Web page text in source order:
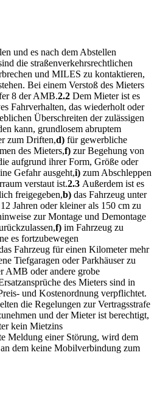
und es nach dem Abstellen
die straßenverkehrsrechtlichen
und MILES zu kontaktieren,
Bei einem Verstoß des Mieters
8 der AMB.2.2 Dem Mieter ist es
Fahrverhalten, das wiederholt oder
Überschreiten der zulässigen
kann, grundlosem abruptem
zum Driften,d) für gewerbliche
des Mieters,f) zur Begehung von
aufgrund ihrer Form, Größe oder
Gefahr ausgeht,i) zum Abschleppen
verstaut ist.2.3 Außerdem ist es
freigegeben,b) das Fahrzeug unter
Jahren oder kleiner als 150 cm zu
zur Montage und Demontage
f) im Fahrzeug zu
es fortzubewegen
Fahrzeug für einen Kilometer mehr
Tiefgaragen oder Parkhäuser zu
AMB oder andere grobe
des Mieters sind in
und Kostenordnung verpflichtet.
die Regelungen zur Vertragsstrafe
und der Mieter ist berechtigt,
kein Mietzins
Meldung einer Störung, wird dem
dem keine Mobilverbindung zum